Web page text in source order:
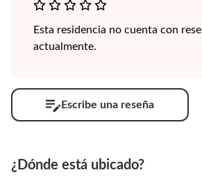
Esta residencia no cuenta con
actualmente.
Escribe una reseña
¿Dónde está ubicado?